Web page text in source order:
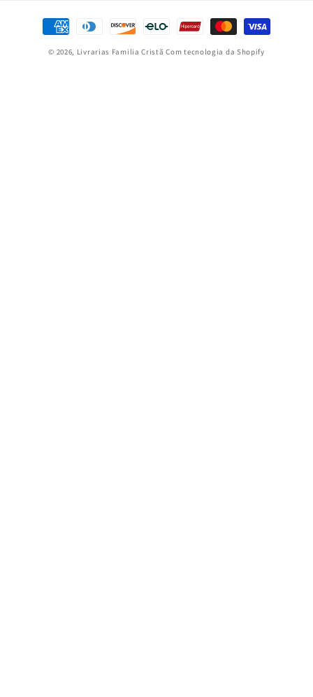
Formas
de
pagamento
© 2026, Livrarias Familia Cristã Com tecnologia da Shopify